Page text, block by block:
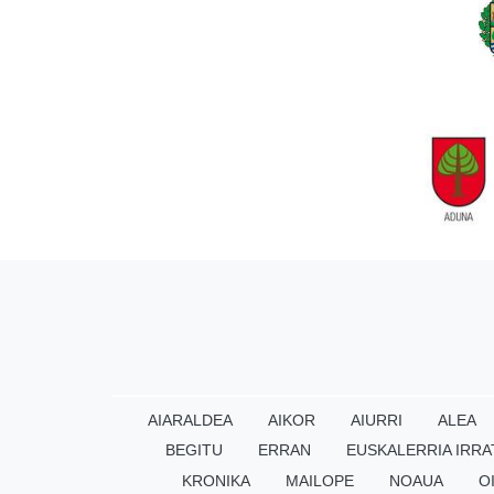
AIARALDEA AIKOR AIURRI ALEA
BEGITU
ERRAN EUSKALERRIA
KRONIKA
MAILOPE NOAUA